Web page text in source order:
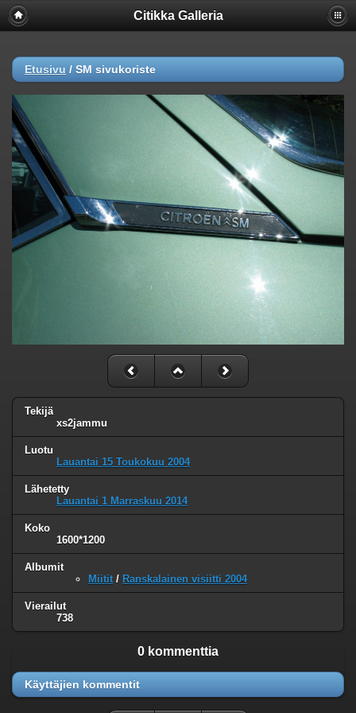
Citikka Galleria
Etusivu / SM sivukoriste
Tekijä
xs2jammu
Luotu
Lauantai 15 Toukokuu 2004
Lähetetty
Lauantai 1 Marraskuu 2014
Koko
1600*1200
Albumit
Miitit / Ranskalainen visiitti 2004
Vierailut
738
0 kommenttia
Käyttäjien kommentit